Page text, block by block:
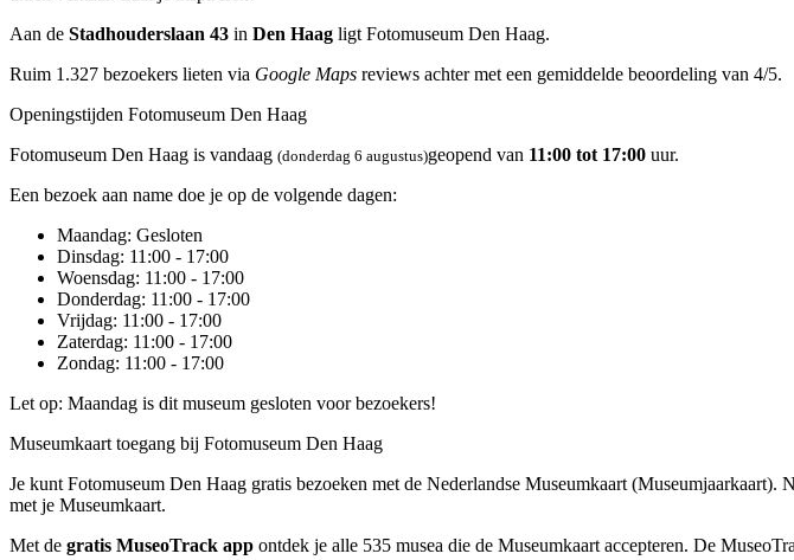
Aan de Stadhouderslaan 43 in Den Haag ligt Fotomuseum Den Haag.
Ruim 1.327 bezoekers lieten via Google Maps reviews achter met een gemiddelde beoordeling van 4/5.
Openingstijden Fotomuseum Den Haag
Fotomuseum Den Haag is vandaag (donderdag 6 augustus)geopend van 11:00 tot 17:00 uur.
Een bezoek aan name doe je op de volgende dagen:
Maandag: Gesloten
Dinsdag: 11:00 - 17:00
Woensdag: 11:00 - 17:00
Donderdag: 11:00 - 17:00
Vrijdag: 11:00 - 17:00
Zaterdag: 11:00 - 17:00
Zondag: 11:00 - 17:00
Let op: Maandag is dit museum gesloten voor bezoekers!
Museumkaart toegang bij Fotomuseum Den Haag
Je kunt Fotomuseum Den Haag gratis bezoeken met de Nederlandse Museumkaart
met je Museumkaart.
Met de gratis MuseoTrack app ontdek je alle 535 musea die de Museumkaart accepteren. De